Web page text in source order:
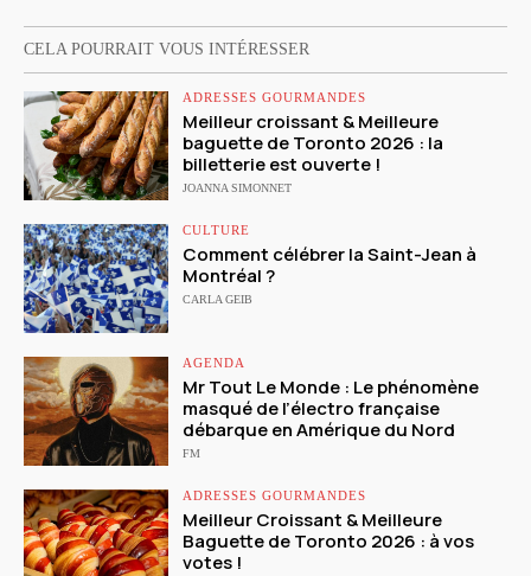
CELA POURRAIT VOUS INTÉRESSER
ADRESSES GOURMANDES
Meilleur croissant & Meilleure
baguette de Toronto 2026 : la
billetterie est ouverte !
JOANNA SIMONNET
CULTURE
Comment célébrer la Saint-Jean à
Montréal ?
CARLA GEIB
AGENDA
Mr Tout Le Monde : Le phénomène
masqué de l’électro française
débarque en Amérique du Nord
FM
ADRESSES GOURMANDES
Meilleur Croissant & Meilleure
Baguette de Toronto 2026 : à vos
votes !